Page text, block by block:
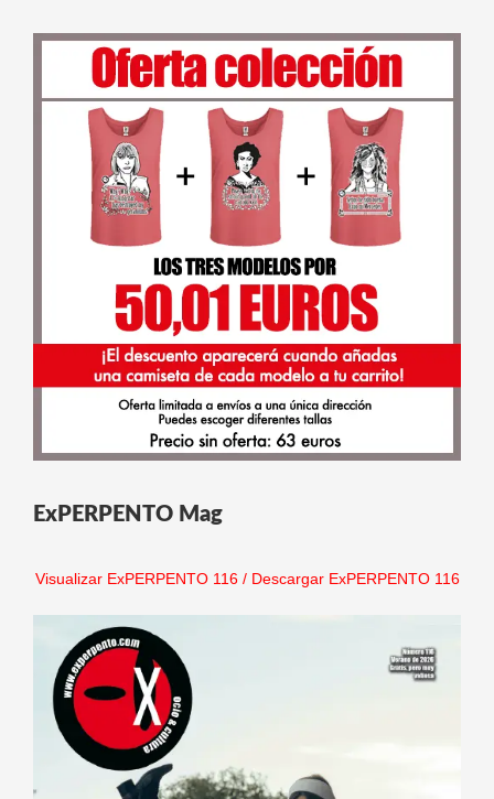
ExPERPENTO Mag
Visualizar ExPERPENTO 116/ Descargar ExPERPENTO 116